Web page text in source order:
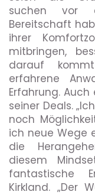
suchen vor
Bereitschaft
ihrer
mitbringen,
darauf
erfahrene
Erfahrung.
seiner Deals.
noch
ich neue Wege
die
diesem
fantastische
Kirkland. „Der